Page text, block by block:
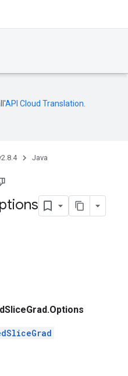
API Cloud Translation
Java